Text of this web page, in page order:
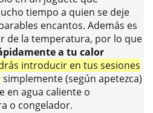
tiempo a quien se deje
encantos. Además es
de la temperatura, por lo que
a tu calor
introducir en tus sesiones
simplemente (según apetezca)
en agua caliente o
o congelador.